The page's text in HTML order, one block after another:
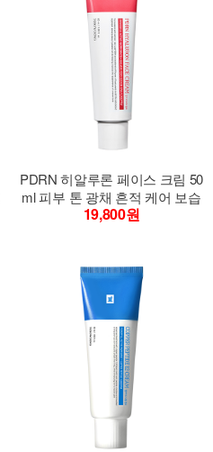
PDRN 히알루론 페이스 크림 50
ml 피부 톤 광채 흔적 케어 보습
19,800원